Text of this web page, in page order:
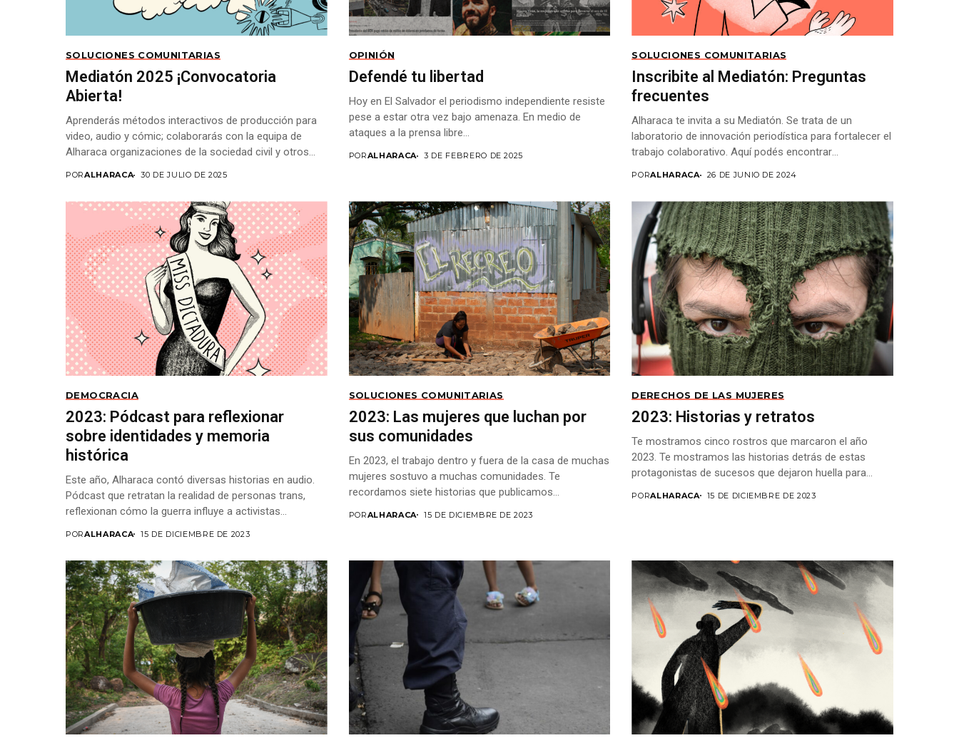
SOLUCIONES COMUNITARIAS
Mediatón 2025 ¡Convocatoria
Abierta!
Aprenderás métodos interactivos de producción para
video, audio y cómic; colaborarás con la equipa de
Alharaca organizaciones de la sociedad civil y otros...
PORALHARACA 30 DE JULIO DE 2025
OPINIÓN
Defendé tu libertad
Hoy en El Salvador el periodismo independiente resiste
pese a estar otra vez bajo amenaza. En medio de
ataques a la prensa libre...
PORALHARACA 3 DE FEBRERO DE 2025
SOLUCIONES COMUNITARIAS
Inscribite al Mediatón: Preguntas
frecuentes
Alharaca te invita a su Mediatón. Se trata de un
laboratorio de innovación periodística para fortalecer el
trabajo colaborativo. Aquí podés encontrar
PORALHARACA 26 DE JUNIO DE 2024
DEMOCRACIA
2023: Pódcast para reflexionar
sobre identidades y memoria
histórica
Este año, Alharaca contó diversas historias en audio.
Pódcast que retratan la realidad de personas trans,
reflexionan cómo la guerra influye a activistas...
PORALHARACA 15 DE DICIEMBRE DE 2023
SOLUCIONES COMUNITARIAS
2023: Las mujeres que luchan por
sus comunidades
En 2023, el trabajo dentro y fuera de la casa de muchas
mujeres sostuvo a muchas comunidades. Te
recordamos siete historias que publicamos...
PORALHARACA 15 DE DICIEMBRE DE 2023
DERECHOS DE LAS MUJERES
2023: Historias y retratos
Te mostramos cinco rostros que marcaron el año
2023. Te mostramos las historias detrás de estas
protagonistas de sucesos que dejaron huella para...
PORALHARACA 15 DE DICIEMBRE DE 2023